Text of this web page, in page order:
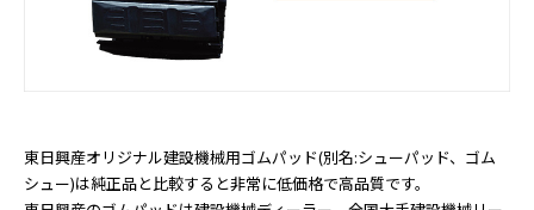
東日興産オリジナル建設機械用ゴムパッド(別名:シューパッド、ゴム
シュー)は純正品と比較すると非常に低価格で高品質です。